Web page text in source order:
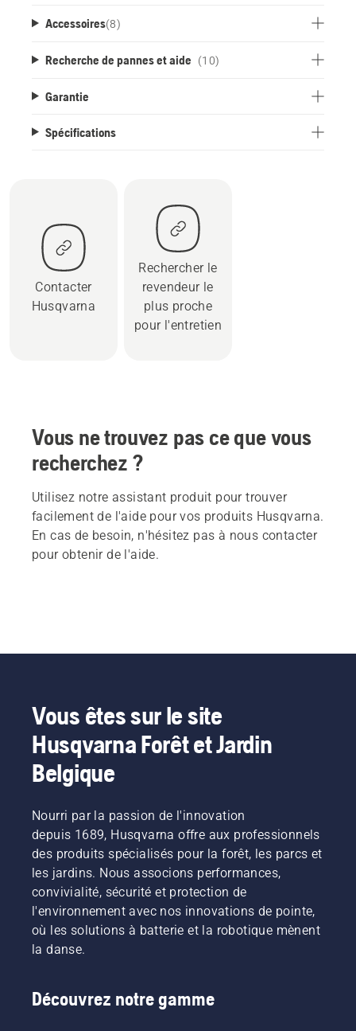
Accessoires(8)
Recherche de pannes et aide (10)
Garantie
Spécifications
Contacter
Husqvarna
Rechercher le
revendeur le
plus proche
pour l'entretien
Vous ne trouvez pas ce que vous
recherchez ?
Utilisez notre assistant produit pour trouver
facilement de l'aide pour vos produits Husqvarna.
En cas de besoin, n'hésitez pas à nous contacter
pour obtenir de l'aide.
Vous êtes sur le site
Husqvarna Forêt et Jardin
Belgique
Nourri par la passion de l'innovation
depuis 1689, Husqvarna offre aux professionnels
des produits spécialisés pour la forêt, les parcs et
les jardins. Nous associons performances,
convivialité, sécurité et protection de
l'environnement avec nos innovations de pointe,
où les solutions à batterie et la robotique mènent
la danse.
Découvrez notre gamme